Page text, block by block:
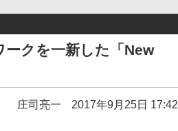
クを一新した「New
庄司亮一 2017年9月25日 17:42